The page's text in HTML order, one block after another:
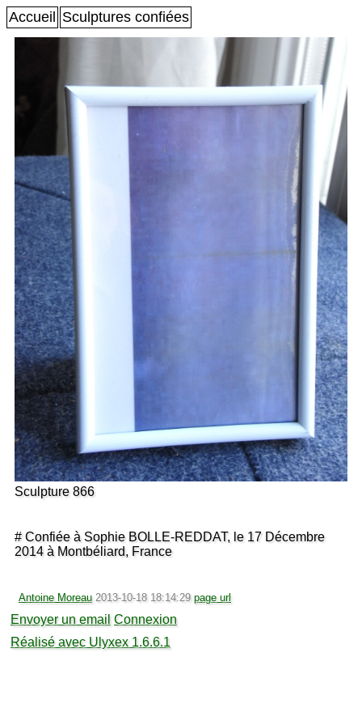
Accueil Sculptures confiées
Sculpture 866
# Confiée à Sophie BOLLE-REDDAT, le 17 Décembre
2014 à Montbéliard, France
Antoine Moreau 2013-10-18 18:14:29 page url
Envoyer un email Connexion
Réalisé avec Ulyxex 1.6.6.1